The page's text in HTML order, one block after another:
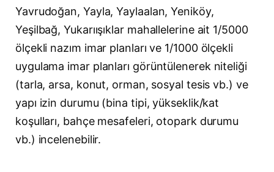
Yavrudoğan, Yayla, Yaylaalan, Yeniköy,
Yeşilbağ, Yukarıışıklar mahallelerine ait 1/5000
ölçekli nazım imar planları ve 1/1000 ölçekli
uygulama imar planları görüntülenerek niteliği
(tarla, arsa, konut, orman, sosyal tesis vb.) ve
yapı izin durumu (bina tipi, yükseklik/kat
koşulları, bahçe mesafeleri, otopark durumu
vb.) incelenebilir.